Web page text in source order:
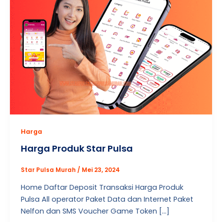
Harga
Harga Produk Star Pulsa
Star Pulsa Murah / Mei 23, 2024
Home Daftar Deposit Transaksi Harga Produk
Pulsa All operator Paket Data dan Internet Paket
Nelfon dan SMS Voucher Game Token […]